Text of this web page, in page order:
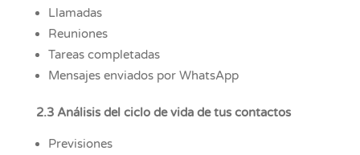
Llamadas
Reuniones
Tareas completadas
Mensajes enviados por WhatsApp
2.3 Análisis del ciclo de vida de tus contactos
Previsiones